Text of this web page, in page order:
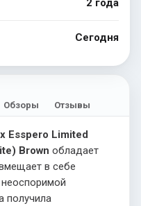
2 года
Сегодня
Обзоры Отзывы
Esspero Limited
Brown обладает
в себе
получила